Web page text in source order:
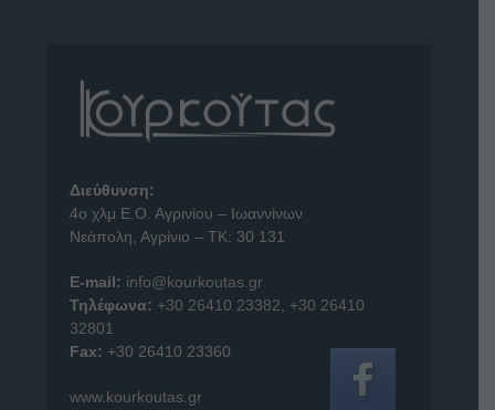
Διεύθυνση:
4o χλμ Ε.Ο. Αγρινίου – Ιωαννίνων
Νεάπολη, Αγρίνιο – ΤΚ: 30 131
E-mail: info@kourkoutas.gr
Τηλέφωνα: +30 26410 23382
+30 26410
32801
Fax: +30 26410 23360
www.kourkoutas.gr